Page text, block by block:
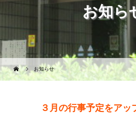
お知ら
お知らせ
３月の行事予定をアッ